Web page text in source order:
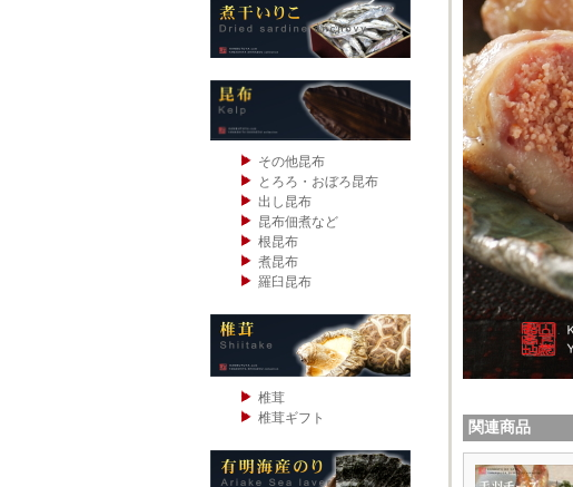
関連商品
その他昆布
とろろ・おぼろ昆布
出し昆布
昆布佃煮など
根昆布
煮昆布
羅臼昆布
椎茸
椎茸ギフト